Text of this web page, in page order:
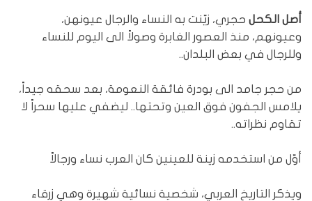
أصل الكحل حجري، زيّنت به النساء والرجال عيونهن،
وعيونهم، منذ العصور الغابرة وصولاً الى اليوم للنساء
وللرجال في بعض البلدان..
من حجر جامد الى بودرة فائقة النعومة، بعد سحقه جيداً،
يلامس الجفون فوق العين وتحتها.. ليضفي عليها سحراً لا
تقاوم نظراته..
أوّل من استخدمه زينة للعينين كان العرب نساء ورجالاً
ويذكر التاريخ العربي، شخصية نسائية شهيرة وهي زرقاء